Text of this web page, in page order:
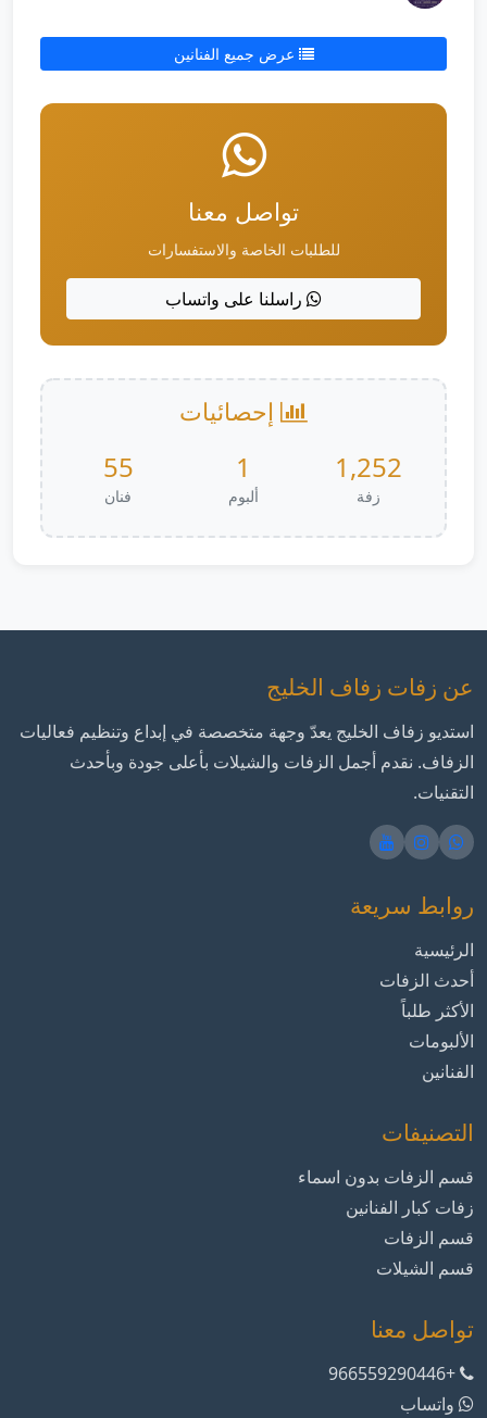
عرض جميع الفنانين
تواصل معنا
للطلبات الخاصة والاستفسارات
راسلنا على واتساب
إحصائيات
1,252
زفة
1
ألبوم
55
فنان
عن زفات زفاف الخليج
استديو زفاف الخليج يعدّ وجهة متخصصة في إبداع وتنظيم فعاليات
الزفاف. نقدم أجمل الزفات والشيلات بأعلى جودة وبأحدث
التقنيات.
روابط سريعة
الرئيسية
أحدث الزفات
الأكثر طلباً
الألبومات
الفنانين
التصنيفات
قسم الزفات بدون اسماء
زفات كبار الفنانين
قسم الزفات
قسم الشيلات
تواصل معنا
+966559290446
واتساب